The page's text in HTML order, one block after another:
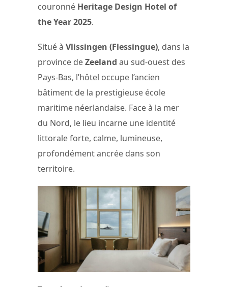
couronné Heritage Design Hotel of
the Year 2025.
Situé à Vlissingen (Flessingue), dans la
province deZeeland au sud-ouest des
Pays-Bas, l’hôtel occupe l’ancien
bâtiment de la prestigieuse école
maritime néerlandaise. Face à la mer
du Nord, le lieu incarne une identité
littorale forte, calme, lumineuse,
profondément ancrée dans son
territoire.